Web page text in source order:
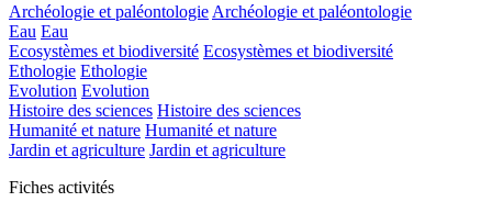
Archéologie et paléontologie Archéologie et paléontologie
Eau Eau
Ecosystèmes et biodiversité Ecosystèmes et biodiversité
Ethologie Ethologie
Evolution Evolution
Histoire des sciences Histoire des sciences
Humanité et nature Humanité et nature
Jardin et agriculture Jardin et agriculture
Fiches activités